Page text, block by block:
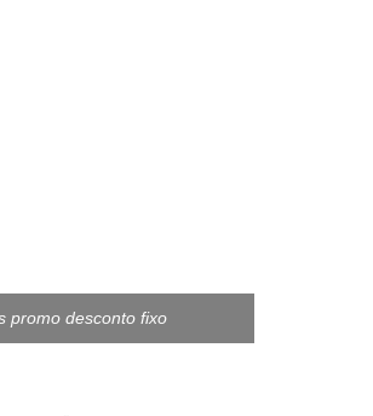
promo desconto fixo